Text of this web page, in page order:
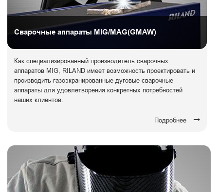
Сварочные аппараты MIG/MAG(GMAW)
Как специализированный производитель сварочных
аппаратов MIG, RILAND имеет возможность проектировать и
производить газоэкранированные дуговые сварочные
аппараты для удовлетворения конкретных потребностей
наших клиентов.
Подробнее